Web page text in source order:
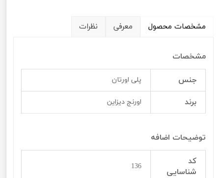
مشخصات محصول معرفی نظرات
مشخصات
جنس پلی اورتان
برند اورنج دیزاین
توضیحات اضافه
کد
شناسایی
136